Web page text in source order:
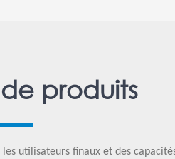
produits
utilisateurs finaux et des